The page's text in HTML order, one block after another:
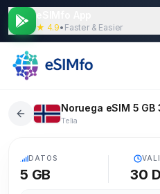
★ 4.9• Faster & Easier
Noruega eSIM 5 GB
Telia
DATOS
5 GB 30